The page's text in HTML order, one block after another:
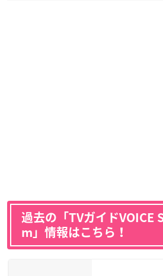
過去の「TVガイドVOICE
m」情報はこちら！